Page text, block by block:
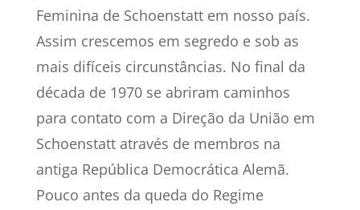
Feminina de Schoenstatt em nosso país.
Assim crescemos em segredo e sob as
mais difíceis circunstâncias. No final da
década de 1970 se abriram caminhos
para contato com a Direção da União em
Schoenstatt através de membros na
antiga República Democrática Alemã.
Pouco antes da queda do Regime